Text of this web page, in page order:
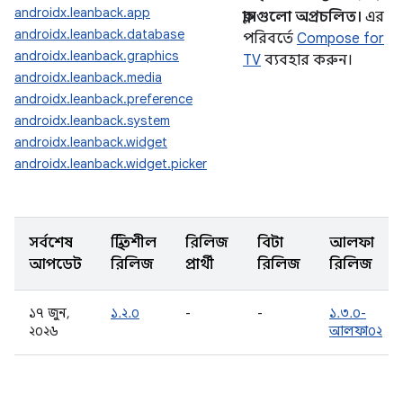
androidx.leanback.app
androidx.leanback.database
androidx.leanback.graphics
androidx.leanback.media
androidx.leanback.preference
androidx.leanback.system
androidx.leanback.widget
androidx.leanback.widget.picker
ক্লাসগুলো অপ্রচলিত। এর
পরিবর্তে Compose for
TV ব্যবহার করুন।
সর্বশেষ
আপডেট
স্থিতিশীল
রিলিজ
রিলিজ
প্রার্থী
বিটা
রিলিজ
আলফা
রিলিজ
১৭ জুন,
২০২৬
১.২.০ - -
১.৩.০-
আলফা০২